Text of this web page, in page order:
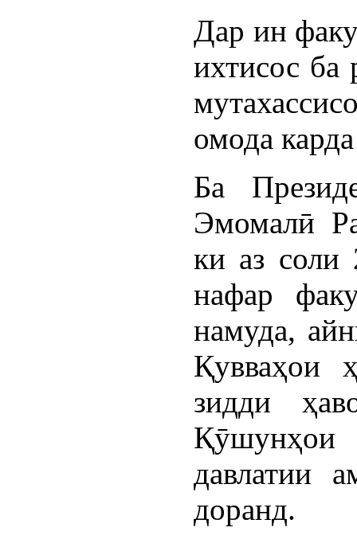
Дар ин
ихтисос ба
омода
Ба
Эмомалӣ
ки аз соли
нафар
намуда,
Қувваҳои
зидди
давлатии
доранд.